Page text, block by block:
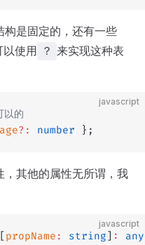
构是固定的，还有一些
使用 ？ 来实现这种表
javascript
以的
age?: number };
，其他的属性无所谓，我
javascript
propName : string] : any